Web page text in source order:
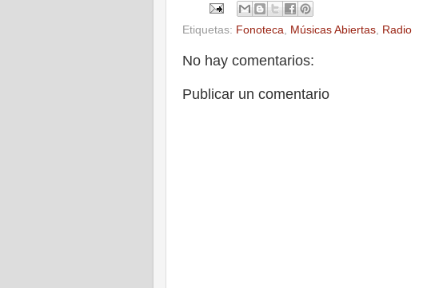
Etiquetas: Fonoteca, Músicas Abiertas, Radio
No hay comentarios:
Publicar un comentario